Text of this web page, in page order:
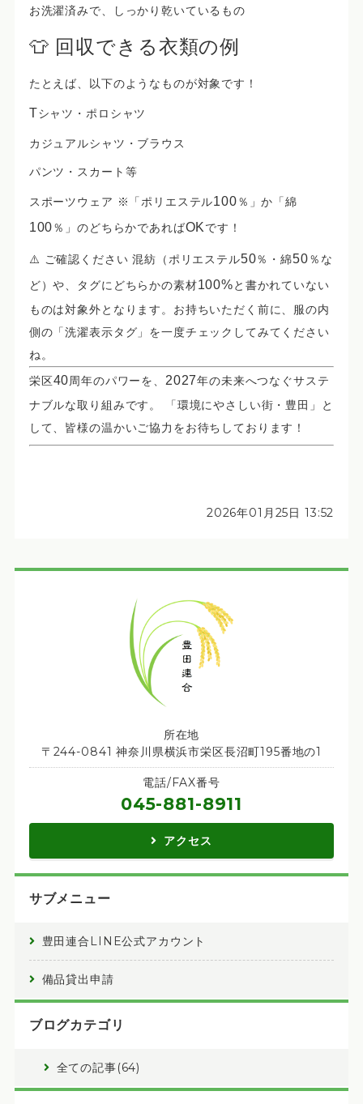
お洗濯済みで、しっかり乾いているもの
👕 回収できる衣類の例
たとえば、以下のようなものが対象です！
Tシャツ・ポロシャツ
カジュアルシャツ・ブラウス
パンツ・スカート等
スポーツウェア ※「ポリエステル100％」か「綿
100％」のどちらかであればOKです！
⚠️ ご確認ください 混紡（ポリエステル50％・綿50％な
ど）や、タグにどちらかの素材100%と書かれていない
ものは対象外となります。お持ちいただく前に、服の内
側の「洗濯表示タグ」を一度チェックしてみてください
ね。
栄区40周年のパワーを、 2027年の未来へつなぐサステ
ナブルな取り組みです。 「環境にやさしい街・豊田」と
して、皆様の温かいご協力をお待ちしております！
2026年01月25日 13:52
所在地
〒244-0841 神奈川県横浜市栄区長沼町195番地の1
電話/FAX番号
045-881-8911
アクセス
サブメニュー
豊田連合LINE公式アカウント
備品貸出申請
ブログカテゴリ
全ての記事(64)